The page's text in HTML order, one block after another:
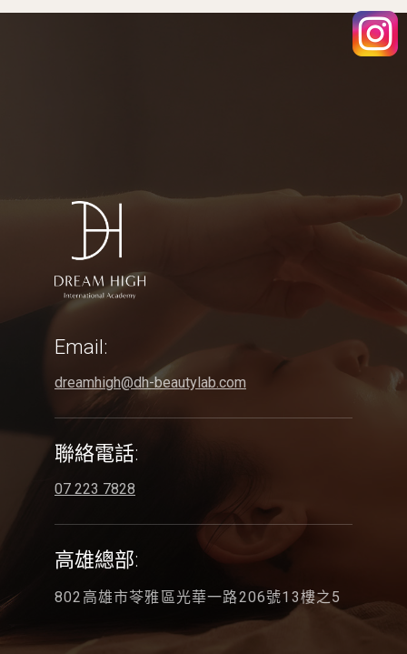
Email:
dreamhigh@dh-beautylab.com
聯絡電話:
07 223 7828
高雄總部:
802高雄市苓雅區光華一路206號13樓之5